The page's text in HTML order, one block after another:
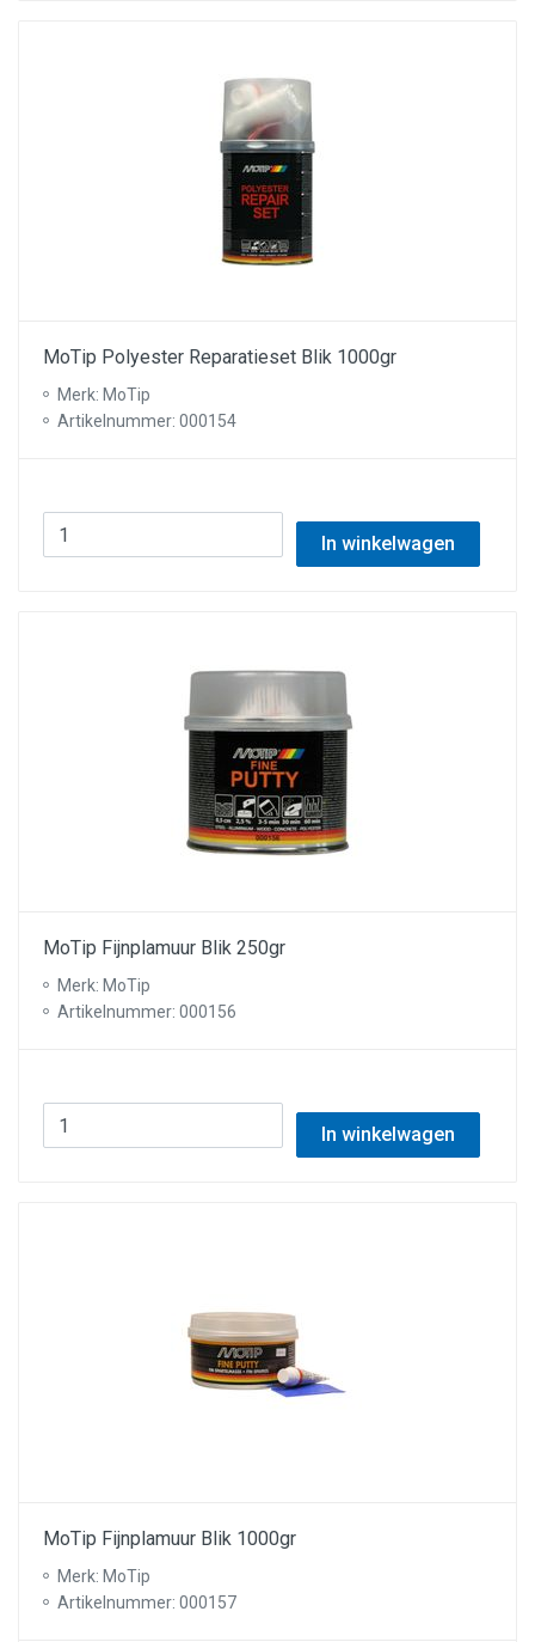
MoTip Polyester Reparatieset Blik 1000gr
Merk: MoTip
Artikelnummer: 000154
In winkelwagen
MoTip Fijnplamuur Blik 250gr
Merk: MoTip
Artikelnummer: 000156
In winkelwagen
MoTip Fijnplamuur Blik 1000gr
Merk: MoTip
Artikelnummer: 000157